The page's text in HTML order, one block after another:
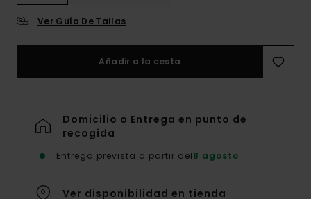
Ver Guía De Tallas
Añadir a la cesta
Domicilio o Entrega en punto de
recogida
Entrega prevista a partir del8 agosto
Ver disponibilidad en tienda